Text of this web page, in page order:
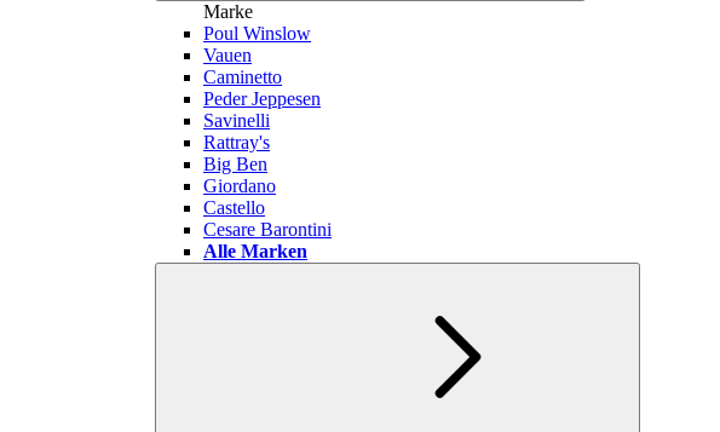
Marke
Poul Winslow
Vauen
Caminetto
Peder Jeppesen
Savinelli
Rattray's
Big Ben
Giordano
Castello
Cesare Barontini
Alle Marken